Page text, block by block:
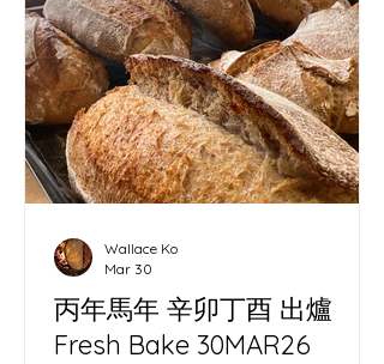
丙年馬年 辛卯丁酉 出爐
Fresh Bake 30MAR26
Wallace Ko
Mar 30